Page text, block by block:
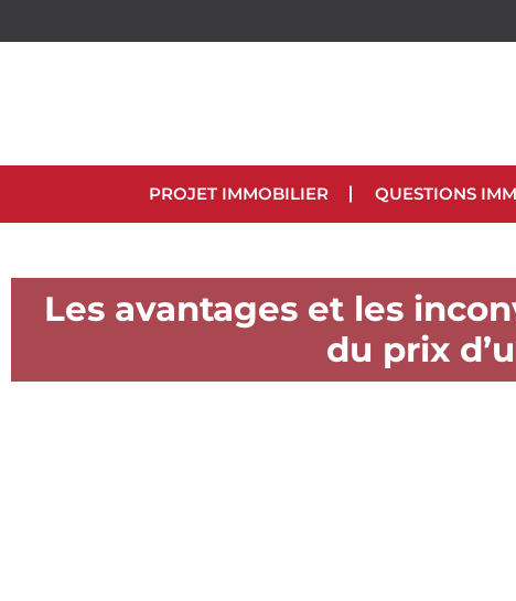
PROJET IMMOBILIER QUESTIONS
Les avantages et les
du prix